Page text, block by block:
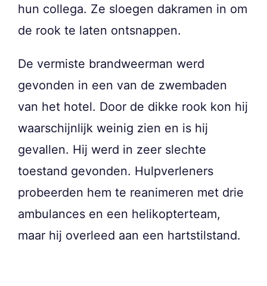
hun collega. Ze sloegen dakramen in om
de rook te laten ontsnappen.
De vermiste brandweerman werd
gevonden in een van de zwembaden
van het hotel. Door de dikke rook kon hij
waarschijnlijk weinig zien en is hij
gevallen. Hij werd in zeer slechte
toestand gevonden. Hulpverleners
probeerden hem te reanimeren met drie
ambulances en een helikopterteam,
maar hij overleed aan een hartstilstand.